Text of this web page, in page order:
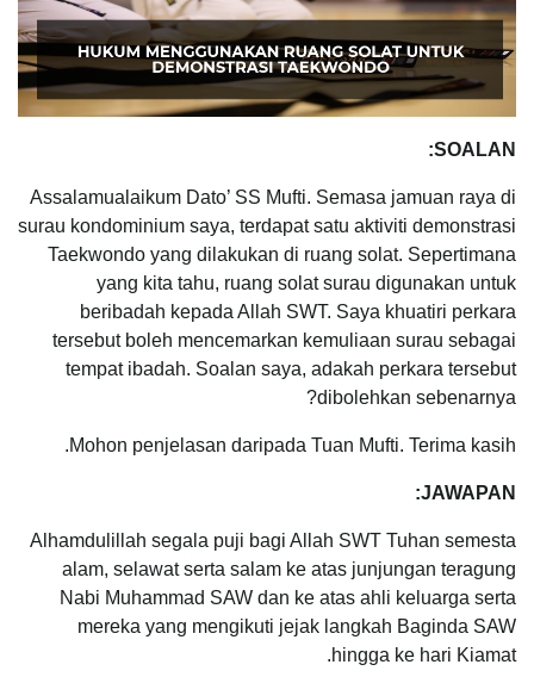
SOALAN:
Assalamualaikum Dato’ SS Mufti. Semasa jamuan raya di
surau kondominium saya, terdapat satu aktiviti demonstrasi
Taekwondo yang dilakukan di ruang solat. Sepertimana
yang kita tahu, ruang solat surau digunakan untuk
beribadah kepada Allah SWT. Saya khuatiri perkara
tersebut boleh mencemarkan kemuliaan surau sebagai
tempat ibadah. Soalan saya, adakah perkara tersebut
dibolehkan sebenarnya?
Mohon penjelasan daripada Tuan Mufti. Terima kasih.
JAWAPAN:
Alhamdulillah segala puji bagi Allah SWT Tuhan semesta
alam, selawat serta salam ke atas junjungan teragung
Nabi Muhammad SAW dan ke atas ahli keluarga serta
mereka yang mengikuti jejak langkah Baginda SAW
hingga ke hari Kiamat.